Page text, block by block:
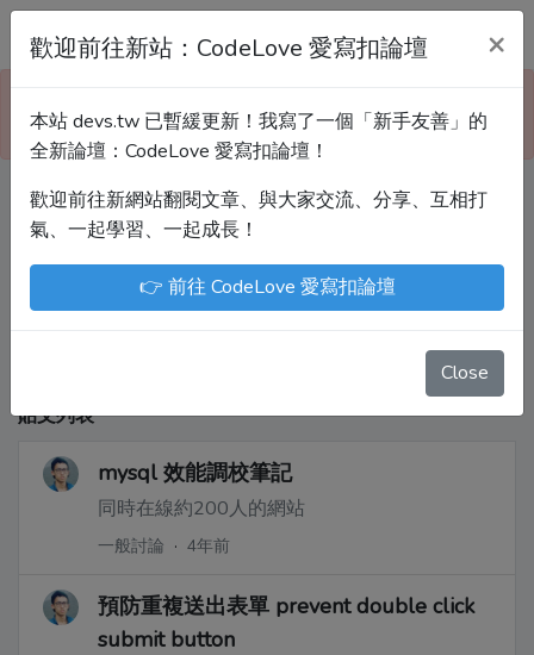
Devs.tw 寫程式討論區
請到新網站「CodeLove 愛寫扣論壇」！
Devs.tw 是讓工程師寫筆記、網誌的平台。歡迎
您隨手紀錄、寫作，方便日後搜尋！
尤川豪
Enoxs
chenjenping
貼文列表
mysql 效能調校筆記
同時在線約200人的網站
一般討論 · 4年前
預防重複送出表單 prevent double click
submit button
歡迎前往新站：CodeLove 愛寫扣論壇 ×
本站 devs.tw 已暫緩更新！我寫了一個「新手友善」的
全新論壇：CodeLove 愛寫扣論壇！
歡迎前往新網站翻閱文章、與大家交流、分享、互相打
氣、一起學習、一起成長！
👉 前往 CodeLove 愛寫扣論壇
Close